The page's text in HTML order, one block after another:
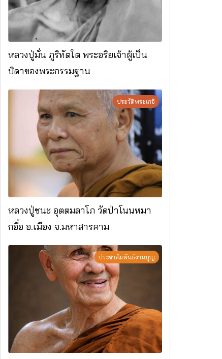
หลวงปู่มั่น ภูริทัตโต พระอริยเจ้าผู้เป็น
บิดาของพระกรรมฐาน
ประวัติพระเกจิ
หลวงปู่ชนะ อุตตมลาโภ วัดป่าโนนหมา
กอื๋อ อ.เมือง จ.มหาสารคาม
ประชาสัมพันธ์งานบุญ